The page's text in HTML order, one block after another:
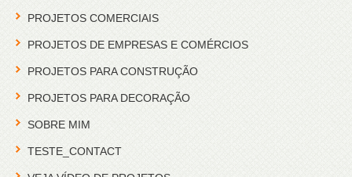
PROJETOS COMERCIAIS
PROJETOS DE EMPRESAS E COMÉRCIOS
PROJETOS PARA CONSTRUÇÃO
PROJETOS PARA DECORAÇÃO
SOBRE MIM
TESTE_CONTACT